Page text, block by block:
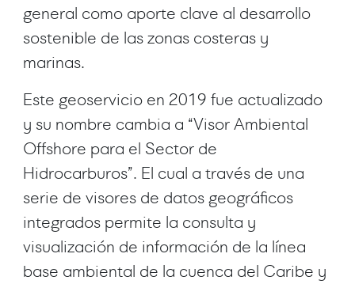
general como aporte clave al desarrollo
sostenible de las zonas costeras y
marinas.
Este geoservicio en 2019 fue actualizado
y su nombre cambia a “Visor Ambiental
Offshore para el Sector de
Hidrocarburos”. El cual a través de una
serie de visores de datos geográficos
integrados permite la consulta y
visualización de información de la línea
base ambiental de la cuenca del Caribe y